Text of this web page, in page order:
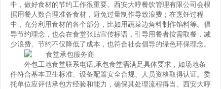
中，做好食材的节约工作很重要。西安大哼餐饮管理有限公司会根
据用餐人数合理准备食材，避免过量制作导致浪费；在烹饪过程
中，充分利用食材的各个部分，比如用蔬菜边角料制作馅料等。倡
导节约理念，也会在食堂张贴宣传标语，引导用餐者按需取餐，减
少浪费。节约不仅降低了成本，也符合社会倡导的绿色环保理念。
外包工地食堂联系电话,承包食堂需满足具体要求，如场地条
件符合基本卫生标准、设备配置安全合规、人员资格取得认证。委
托单位应评估承包方经验和能力，确保其处理流程得当。西安大哼